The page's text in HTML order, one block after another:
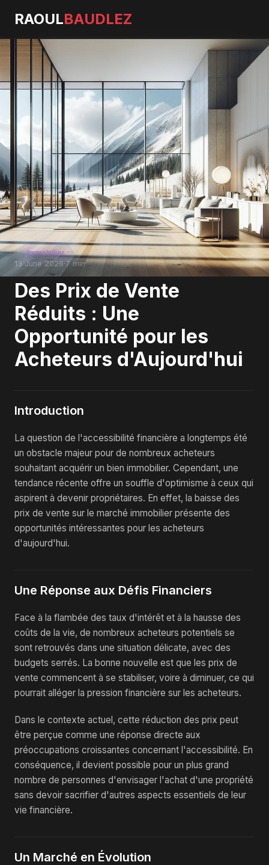
RAOULBAUDLEZ
Immobilier
13 June 2026·7 min
Des Prix de Vente
Réduits : Une
Opportunité pour les
Acheteurs d'Aujourd'hui
Introduction
La question de l'accessibilité financière a longtemps été
un obstacle majeur pour de nombreux acheteurs
souhaitant acquérir un bien immobilier. Cependant, une
tendance récente offre un souffle d'optimisme à ceux qui
aspirent à devenir propriétaires. En effet, la baisse des
prix de vente sur le marché immobilier présente des
opportunités intéressantes pour les acheteurs
d'aujourd'hui.
Une Réponse aux Défis Financiers
Face à la flambée des taux d'intérêt et à la hausse des
coûts de la vie, de nombreux acheteurs potentiels se
sont retrouvés dans une situation délicate, avec des
budgets serrés. La bonne nouvelle est que les prix de
vente commencent à se stabiliser, voire à diminuer, ce qui
pourrait alléger la pression financière sur les acheteurs.
Dans le contexte actuel, cette réduction des prix peut
être perçue comme une réponse directe aux
préoccupations croissantes concernant l'accessibilité. En
conséquence, il devient possible pour un plus grand
nombre de personnes d'envisager l'achat d'une propriété
sans devoir sacrifier d'autres aspects essentiels de leur
vie financière.
Un Marché en Évolution